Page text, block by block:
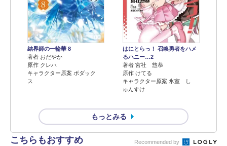
結界師の一輪華 8
著者 おだやか
原作 クレハ
キャラクター原案 ボダック
ス
はにとらっ！ 召喚勇者をハメ
るハニー…2
著者 宮社 惣恭
原作 けてる
キャラクター原案 氷室 し
ゅんすけ
もっとみる
こちらもおすすめ Recommended by